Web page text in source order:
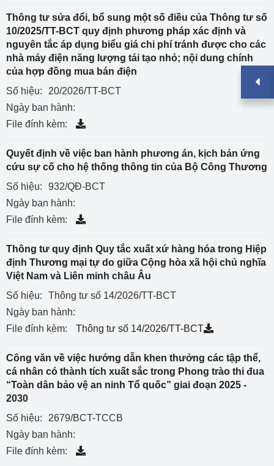
Thông tư sửa đổi, bổ sung một số điều của Thông tư số
10/2025/TT-BCT quy định phương pháp xác định và
nguyên tắc áp dụng biểu giá chi phí tránh được cho các
nhà máy điện năng lượng tái tạo nhỏ; nội dung chính
của hợp đồng mua bán điện
Số hiệu:
20/2026/TT-BCT
Ngày ban hành:
File đính kèm:
Quyết định về việc ban hành phương án, kịch bản ứng
cứu sự cố cho hệ thống thông tin của Bộ Công Thương
Số hiệu:
932/QĐ-BCT
Ngày ban hành:
File đính kèm:
Thông tư quy định Quy tắc xuất xứ hàng hóa trong Hiệp
định Thương mại tự do giữa Cộng hòa xã hội chủ nghĩa
Việt Nam và Liên minh châu Âu
Số hiệu:
Thông tư số 14/2026/TT-BCT
Ngày ban hành:
File đính kèm:
Thông tư số 14/2026/TT-BCT
Công văn về việc hướng dẫn khen thưởng các tập thể,
cá nhân có thành tích xuất sắc trong Phong trào thi đua
“Toàn dân bảo vệ an ninh Tổ quốc” giai đoạn 2025 -
2030
Số hiệu:
2679/BCT-TCCB
Ngày ban hành:
File đính kèm: